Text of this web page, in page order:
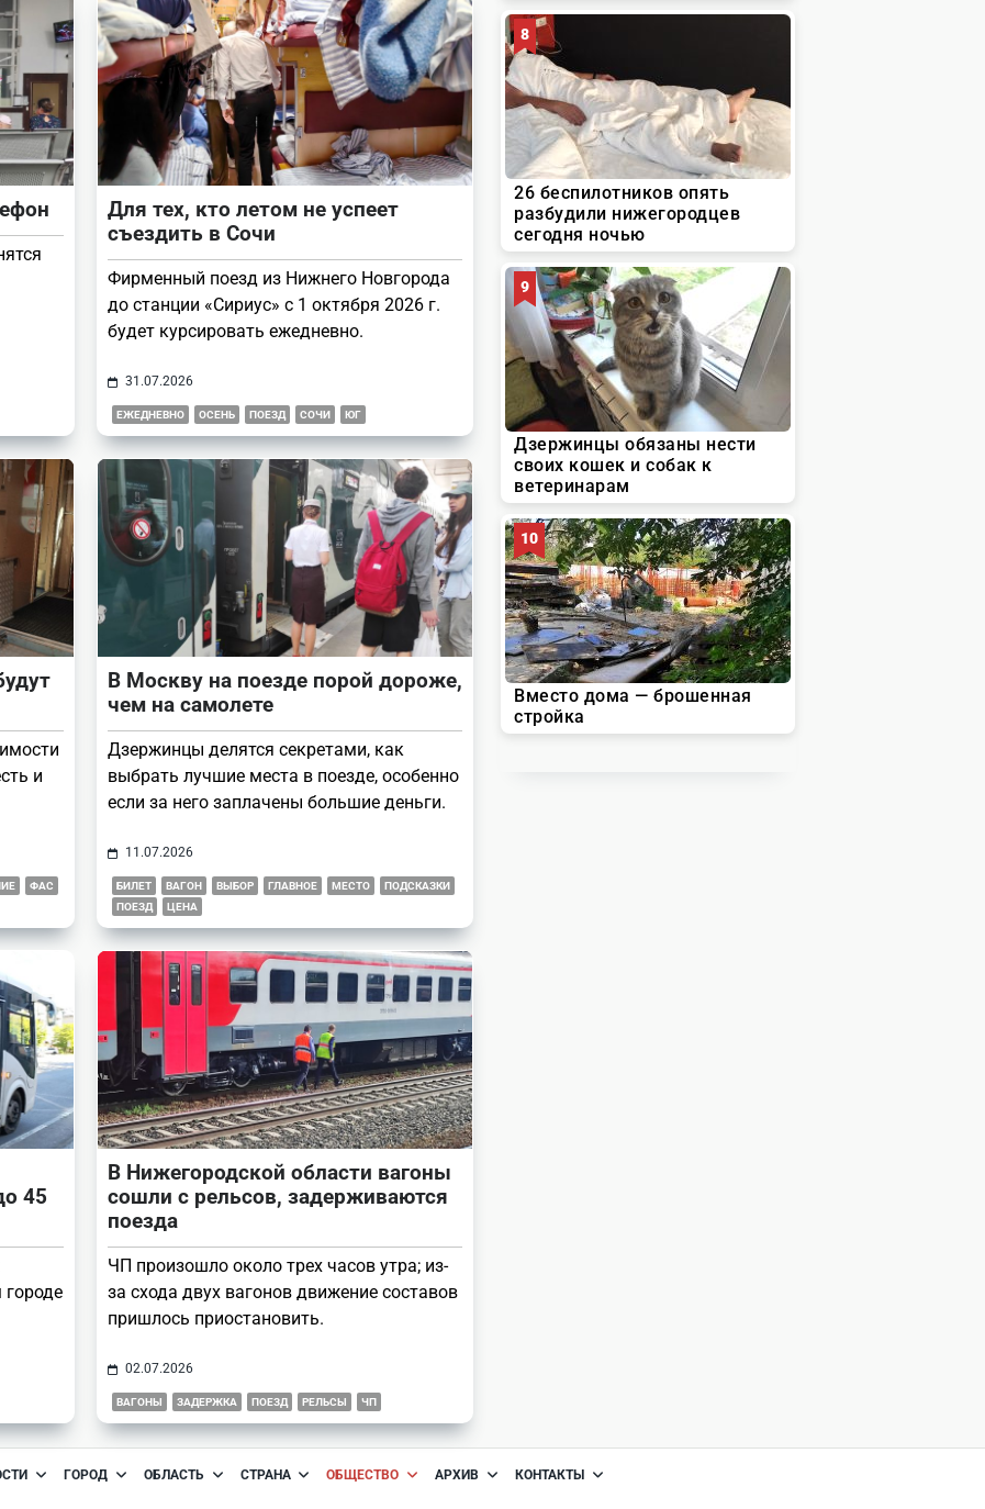
Для тех, кто летом не успеет
съездить в Сочи
Фирменный поезд из Нижнего Новгорода
до станции «Сириус» с 1 октября 2026 г.
будет курсировать ежедневно.
31.07.2026
ЕЖЕДНЕВНО ОСЕНЬ ПОЕЗД СОЧИ ЮГ
и
ФАС
В Москву на поезде порой дороже,
чем на самолете
Дзержинцы делятся секретами, как
выбрать лучшие места в поезде, особенно
если за него заплачены большие деньги.
11.07.2026
БИЛЕТ ВАГОН ВЫБОР ГЛАВНОЕ МЕСТО
ПОДСКАЗКИ
ПОЕЗД
ЦЕНА
45
В Нижегородской области вагоны
сошли с рельсов, задерживаются
поезда
ЧП произошло около трех часов утра; из-
за схода двух вагонов движение составов
пришлось приостановить.
02.07.2026
ВАГОНЫ ЗАДЕРЖКА ПОЕЗД РЕЛЬСЫ ЧП
ГОРОД ОБЛАСТЬ СТРАНА ОБЩЕСТВО АРХИВ КОНТАКТЫ